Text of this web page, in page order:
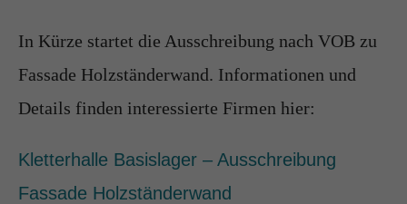
In Kürze startet die Ausschreibung nach VOB zu
Fassade Holzständerwand. Informationen und
Details finden interessierte Firmen hier:
Kletterhalle Basislager – Ausschreibung
Fassade Holzständerwand